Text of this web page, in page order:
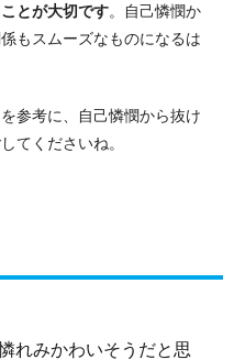
とが大切です。
自己憐憫か
もスムーズなものになるは
参考に、自己憐憫から抜け
てくださいね。
れみかわいそうだと思